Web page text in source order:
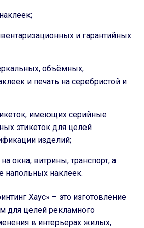
и гарантийных
объёмных,
и печать на серебристой и
имеющих серийные
этикеток для целей
изделий;
окна, витрины, транспорт, а
напольных наклеек.
Хаус» – это изготовление
для целей рекламного
в интерьерах жилых,